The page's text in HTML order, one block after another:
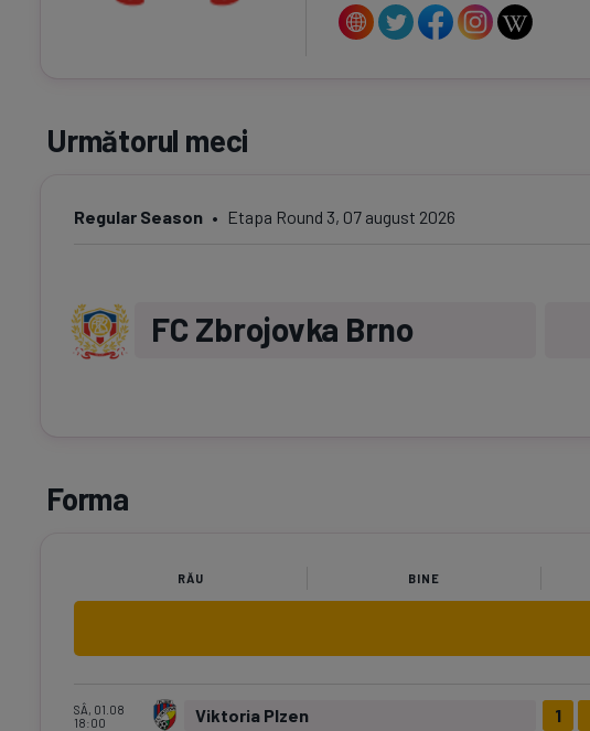
Următorul meci
Regular Season Etapa Round 3, 07 august 2026
FC Zbrojovka Brno
Forma
RĂU BINE
SÂ, 01.08
18:00
Viktoria Plzen 1